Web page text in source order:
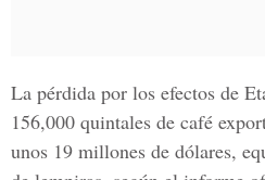
La pérdida por los efectos de
156,000 quintales de café
unos 19 millones de dólares,